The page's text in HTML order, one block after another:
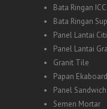
Bata Ringan ICC
Bata Ringan
Panel Lantai
Panel Lantai
Granit Tile
Papan Ekaboard
Panel
Semen Mortar